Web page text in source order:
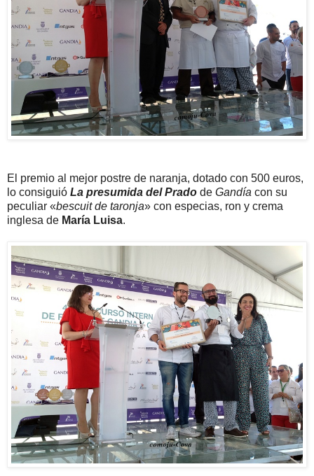
El premio al mejor postre de naranja, dotado con 500 euros,
lo consiguió La presumida del Prado de Gandía con su
peculiar «bescuit de taronja» con especias, ron y crema
inglesa de María Luisa.